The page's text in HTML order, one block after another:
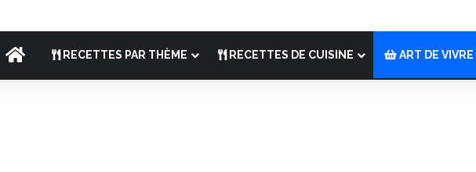
ACCUEILRECETTES PAR THÈME RECETTES DE CUISINE ART DE VIVRE